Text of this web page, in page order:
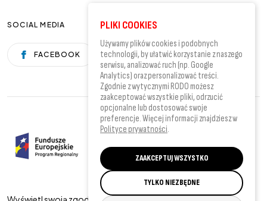
SOCIAL MEDIA
FACEBOOK YOUTUBE
PLIKI COOKIES
Używamy plików cookies i podobnych
technologii, by ułatwić korzystanie z naszego
serwisu, analizować ruch (np. Google
Analytics) oraz personalizować treści.
Zgodnie z wytycznymi RODO możesz
zaakceptować wszystkie pliki, odrzucić
opcjonalne lub dostosować swoje
preferencje. Więcej informacji znajdziesz w
Polityce prywatności.
ZAAKCEPTUJ WSZYSTKO
TYLKO NIEZBĘDNE